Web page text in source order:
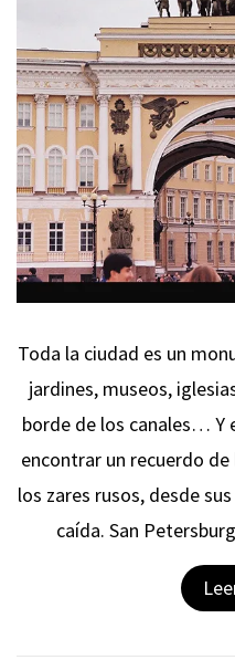
Toda la ciudad es un
jardines, museos,
borde de los canales… Y
encontrar un recuerdo
los zares rusos, desde
caída. San